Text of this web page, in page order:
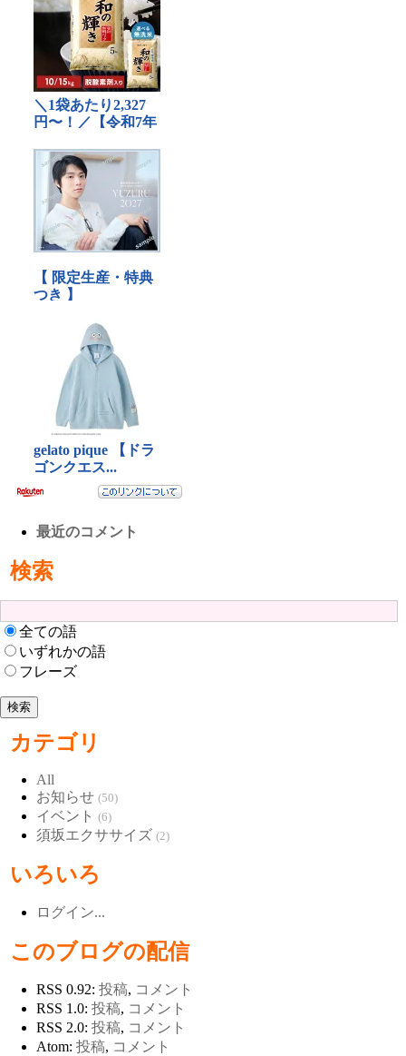
最近のコメント
検索
全ての語
いずれかの語
フレーズ
カテゴリ
All
お知らせ (50)
イベント (6)
須坂エクササイズ (2)
いろいろ
ログイン...
このブログの配信
RSS 0.92: 投稿, コメント
RSS 1.0: 投稿, コメント
RSS 2.0: 投稿, コメント
Atom: 投稿, コメント